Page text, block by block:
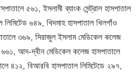
৫৬১, ইসলামী ব্যাংক সেন্ট্রাল হাসপাতাল
৬৪৯, খিদমাহ হাসপাতাল খিলগাঁও
৩৬৯, সিরাজুল ইসলাম মেডিকেল কলেজ
আদ-দ্বীন মেডিকেল কলেজ হাসপাতালে
৪১২, বিআরবি হাসপাতাল লিমিটেডে ২৯৭,